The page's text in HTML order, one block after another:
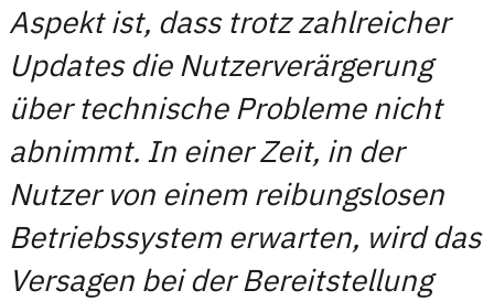
Aspekt ist, dass trotz zahlreicher
Updates die Nutzerverärgerung
über technische Probleme nicht
abnimmt. In einer Zeit, in der
Nutzer von einem reibungslosen
Betriebssystem erwarten, wird das
Versagen bei der Bereitstellung